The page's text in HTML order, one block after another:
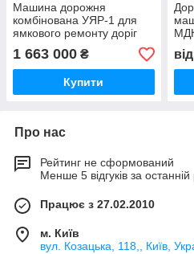
Машина дорожня
комбінована УЯР-1 для
ямкового ремонту доріг
1 663 000 ₴
Купити
від
Про нас
Рейтинг не сформований
Менше 5 відгуків за останній
Працює з 27.02.2010
м. Київ
вул. Козацька, 118,, Київ,